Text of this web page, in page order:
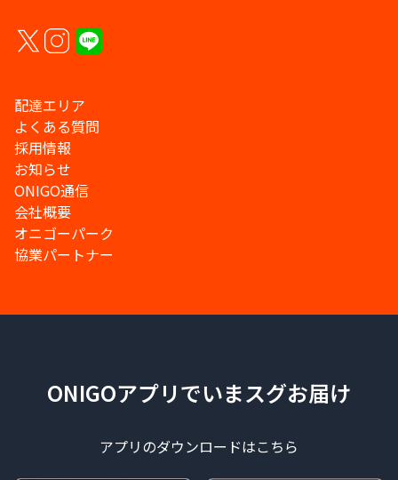
配達エリア
よくある質問
採用情報
お知らせ
ONIGO通信
会社概要
オニゴーパーク
協業パートナー
ONIGOアプリでいまスグお届け
アプリのダウンロードはこちら